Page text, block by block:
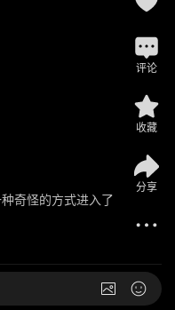
奇怪的方式进入了
评论
收藏
分享